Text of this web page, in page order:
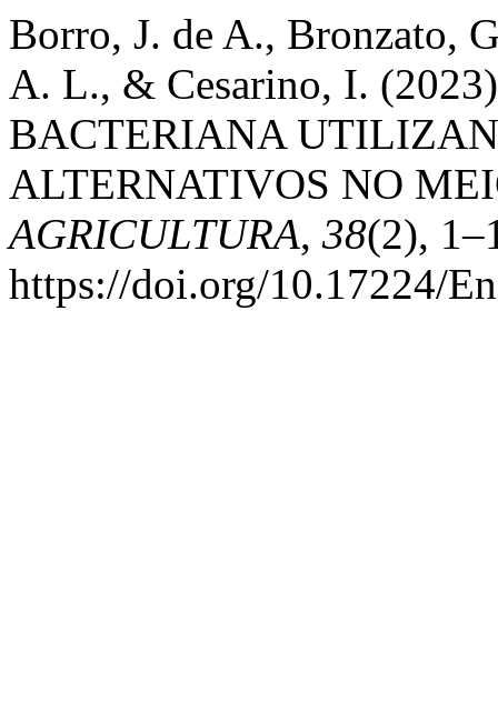
Borro, J. de A., Bronzato,
A. L., & Cesarino, I.
BACTERIANA
ALTERNATIVOS NO
AGRICULTURA, 38(2),
https://doi.org/10.17224/